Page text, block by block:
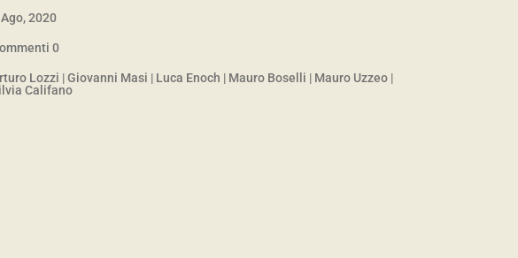
2020
0
Lozzi |Giovanni Masi | Luca Enoch | Mauro Boselli | Mauro Uzzeo|
Califano